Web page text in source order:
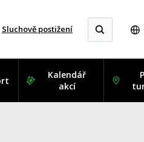
Sluchově postižení
Kalendář
akcí